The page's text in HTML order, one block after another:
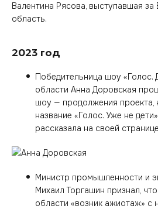
Валентина Рясова, выступавшая за
область.
2023 год
Победительница шоу «Голос.
области Анна Доровская
шоу — продолжения проекта,
название «Голос. Уже не
рассказала на своей
Министр промышленности и
Михаил Торгашин признал,
области «возник ажиотаж» с